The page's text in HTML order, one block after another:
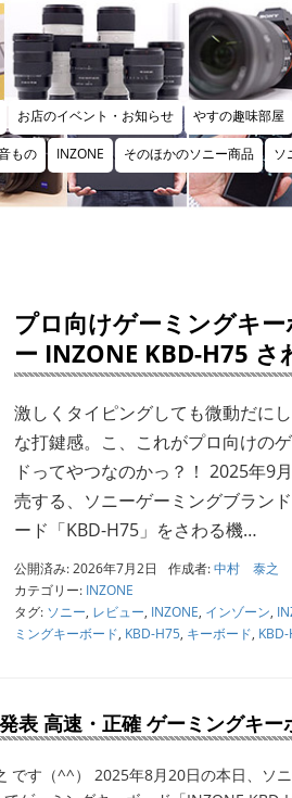
お店のイベント・お知らせ やすの趣味部屋
もの INZONE そのほかのソニー商品 ソ
プロ向けゲーミングキ
ー INZONE KBD-H75 さ
激しくタイピングしても微動だに
な打鍵感。こ、これがプロ向けの
ドってやつなのかっ？！ 2025年9
売する、ソニーゲーミングブラン
ード「KBD-H75」をさわる機…
公開済み: 2026年7月2日
作成者:中村 泰之
カテゴリー: INZONE
タグ: ソニー, レビュー, INZONE, インゾーン,
ミングキーボード, KBD-H75, キーボード,
表 高速・正確 ゲーミングキー
す（^^） 2025年8月20日の本日、ソ